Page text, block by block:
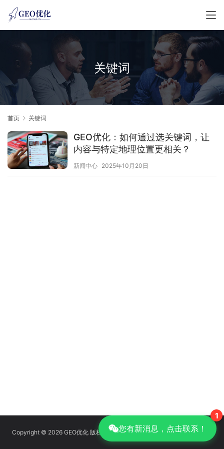
关键词
首页 关键词
GEO优化：如何通过选关键词，让
内容与特定地理位置更相关？
新闻中心 2025年10月20日
Copyright © 2026 GEO优化 版权所有京ICP备14039085号-14|GEO优化
1
您有新消息，点击联系！